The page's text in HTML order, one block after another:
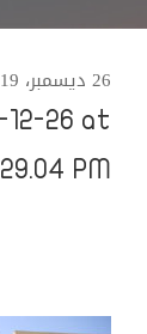
26 ديسمبر، 2019
12-26 at
PM